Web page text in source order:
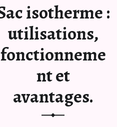
isotherme :
utilisations,
fonctionneme
nt et
avantages.